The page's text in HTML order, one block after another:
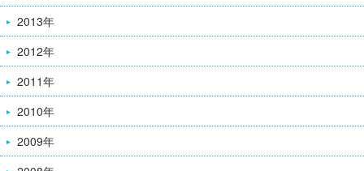
2013年
2012年
2011年
2010年
2009年